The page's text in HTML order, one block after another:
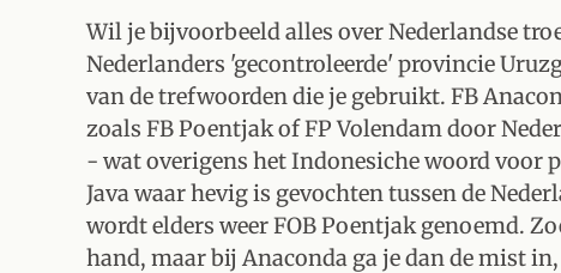
Wil je bijvoorbeeld alles over Nederlandse
Nederlanders 'gecontroleerde' provincie
van de trefwoorden die je gebruikt. FB
zoals FB Poentjak of FP Volendam door
- wat overigens het Indonesiche woord voor
Java waar hevig is gevochten tussen de
wordt elders weer FOB Poentjak genoemd.
hand, maar bij Anaconda ga je dan de mist